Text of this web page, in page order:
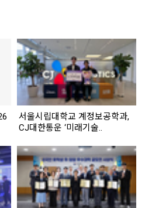
서울시립대학교 계정보공학과,
CJ대한통운 ‘미래기술..